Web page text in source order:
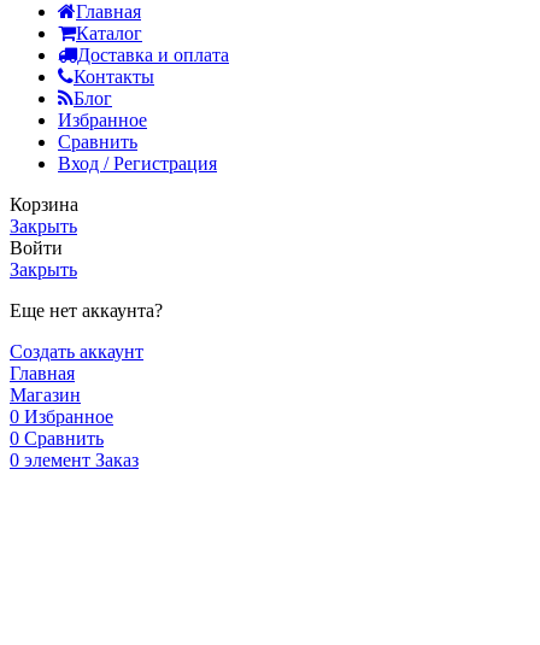
Главная
Каталог
Доставка и оплата
Контакты
Блог
Избранное
Сравнить
Вход / Регистрация
Корзина
Закрыть
Войти
Закрыть
Еще нет аккаунта?
Создать аккаунт
Главная
Магазин
0 Избранное
0 Сравнить
0 элемент Заказ